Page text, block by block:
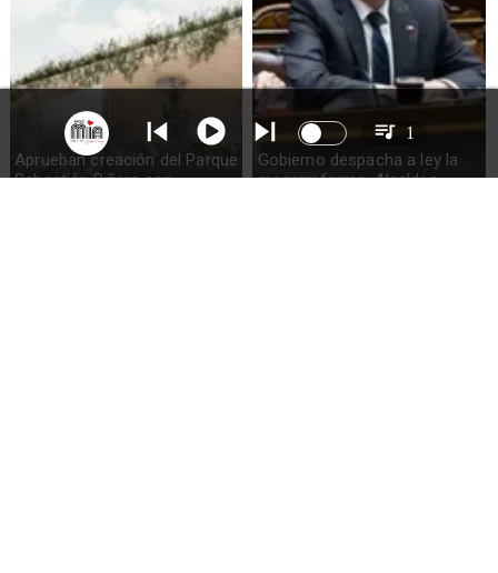
Aprueban creación del Parque
Sebastián Piñera con
Gobierno despacha a ley la
megarreforma: Alcaldes
1